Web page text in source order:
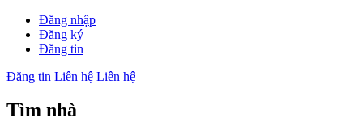
Đăng nhập
Đăng ký
Đăng tin
Đăng tin Liên hệ Liên hệ
Tìm nhà